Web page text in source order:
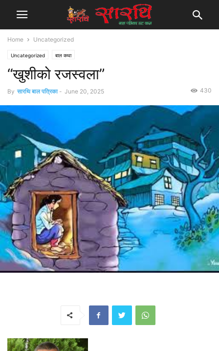
Home Uncategorized
Uncategorized बाल कथा
“खुशीको रजस्वला”
By सारथि बाल पत्रिका - June 20, 2025 430